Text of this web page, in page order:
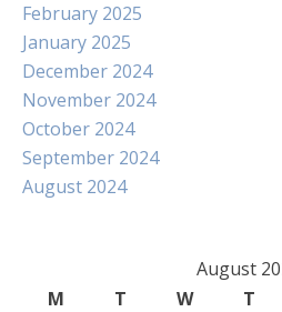
February 2025
January 2025
December 2024
November 2024
October 2024
September 2024
August 2024
August
M
T W T